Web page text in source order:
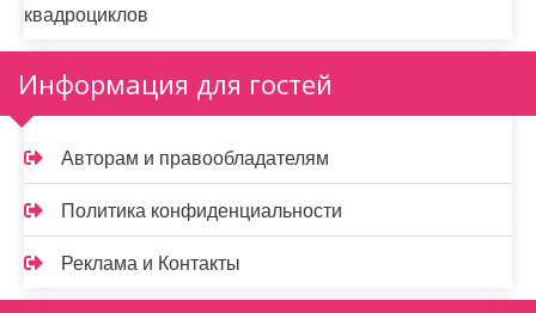
квадроциклов
Информация для гостей
Авторам и правообладателям
Политика конфиденциальности
Реклама и Контакты